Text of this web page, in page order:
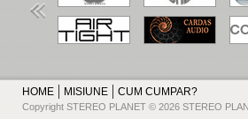
HOME MISIUNE CUM CUMPAR?
Copyright STEREO PLANET © 2026 STEREO